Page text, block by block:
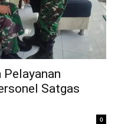
Pelayanan
Satgas
0